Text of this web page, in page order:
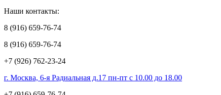
Наши контакты:
8 (916) 659-76-74
8 (916) 659-76-74
+7 (926) 762-23-24
г. Москва, 6-я Радиальная д.17 пн-пт с 10.00 до 18.00